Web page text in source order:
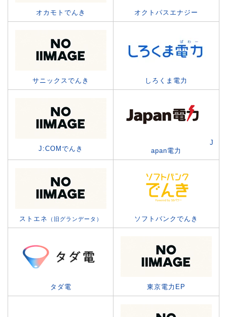
オカモトでんき オクトパスエナジー
サニックスでんき しろくま電力
J:COMでんき
J
apan電力
ストエネ （旧グランデータ） ソフトバンクでんき
タダ電 東京電力EP